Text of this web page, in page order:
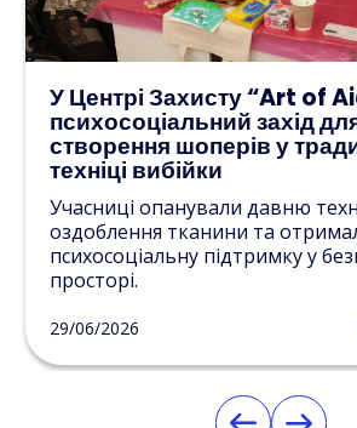
У Центрі Захисту “Art of
психосоціальний захід
створення шоперів у
техніці вибійки
Учасниці опанували давню
оздоблення тканини та
психосоціальну підтримку у
просторі.
29/06/2026